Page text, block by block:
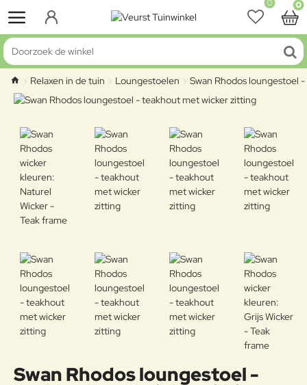
0 0
Doorzoek de winkel
home
Relaxen in de tuin Loungestoelen Swan Rhodos loungestoel
Swan Rhodos loungestoel -